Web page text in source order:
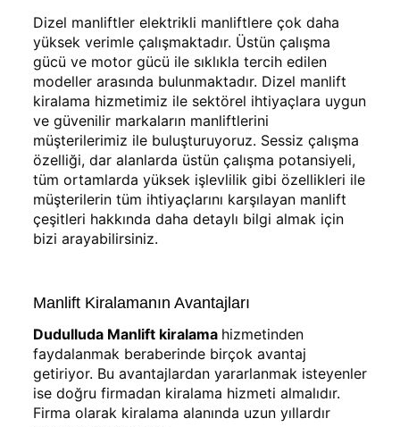
Dizel manliftler elektrikli manliftlere çok daha
yüksek verimle çalışmaktadır. Üstün çalışma
gücü ve motor gücü ile sıklıkla tercih edilen
modeller arasında bulunmaktadır. Dizel manlift
kiralama hizmetimiz ile sektörel ihtiyaçlara uygun
ve güvenilir markaların manliftlerini
müşterilerimiz ile buluşturuyoruz. Sessiz çalışma
özelliği, dar alanlarda üstün çalışma potansiyeli,
tüm ortamlarda yüksek işlevlilik gibi özellikleri ile
müşterilerin tüm ihtiyaçlarını karşılayan manlift
çeşitleri hakkında daha detaylı bilgi almak için
bizi arayabilirsiniz.
Manlift Kiralamanın Avantajları
Dudulluda Manlift kiralama hizmetinden
faydalanmak beraberinde birçok avantaj
getiriyor. Bu avantajlardan yararlanmak isteyenler
ise doğru firmadan kiralama hizmeti almalıdır.
Firma olarak kiralama alanında uzun yıllardır